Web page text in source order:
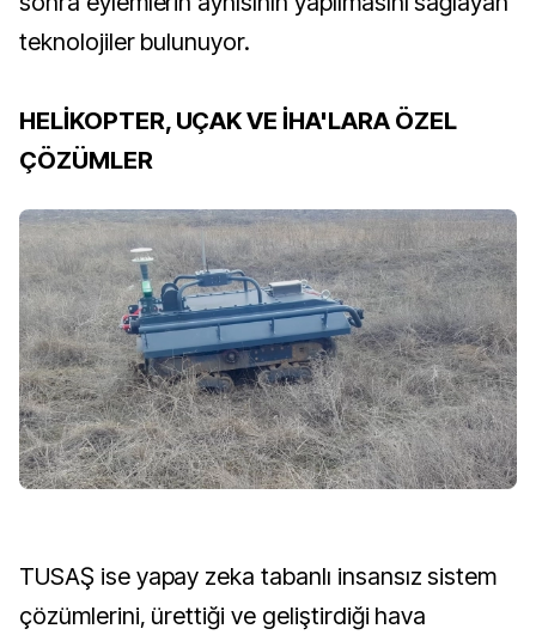
teknolojiler bulunuyor.
HELİKOPTER, UÇAK VE İHA'LARA ÖZEL
ÇÖZÜMLER
TUSAŞ ise yapay zeka tabanlı insansız sistem
çözümlerini, ürettiği ve geliştirdiği hava